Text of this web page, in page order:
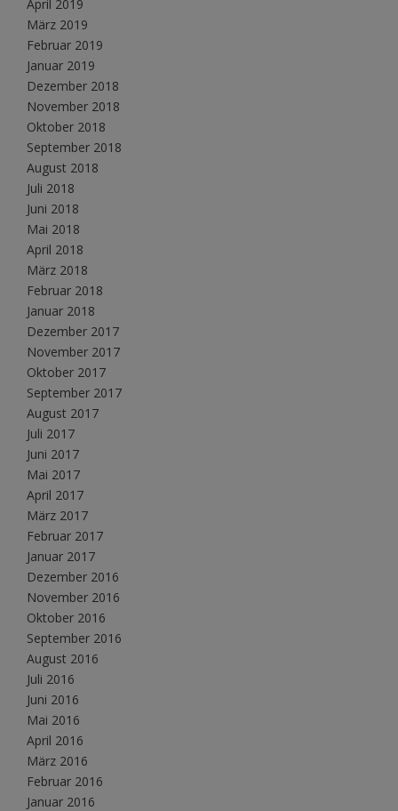
April 2019
März 2019
Februar 2019
Januar 2019
Dezember 2018
November 2018
Oktober 2018
September 2018
August 2018
Juli 2018
Juni 2018
Mai 2018
April 2018
März 2018
Februar 2018
Januar 2018
Dezember 2017
November 2017
Oktober 2017
September 2017
August 2017
Juli 2017
Juni 2017
Mai 2017
April 2017
März 2017
Februar 2017
Januar 2017
Dezember 2016
November 2016
Oktober 2016
September 2016
August 2016
Juli 2016
Juni 2016
Mai 2016
April 2016
März 2016
Februar 2016
Januar 2016